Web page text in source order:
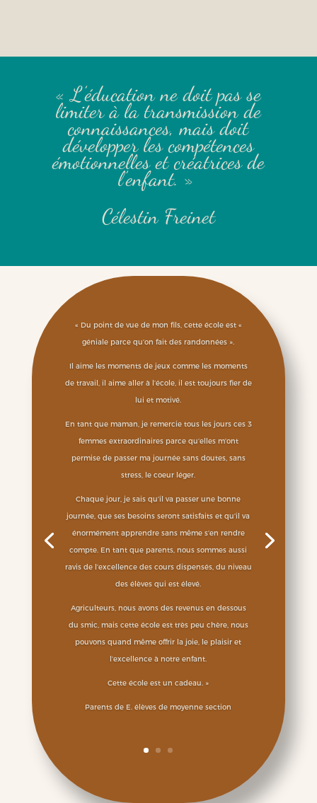
« L’éducation ne doit pas se
limiter à la transmission de
connaissances, mais doit
développer les compétences
émotionnelles et créatrices de
l’enfant. »
Célestin Freinet
« Du point de vue de mon fils, cette école est «
géniale parce qu’on fait des randonnées ».
Il aime les moments de jeux comme les moments
de travail, il aime aller à l’école, il est toujours fier de
lui et motivé.
En tant que maman, je remercie tous les jours ces 3
femmes extraordinaires parce qu’elles m’ont
permise de passer ma journée sans doutes, sans
stress, le coeur léger.
Chaque jour, je sais qu’il va passer une bonne
journée, que ses besoins seront satisfaits et qu’il va
énormément apprendre sans même s’en rendre
compte. En tant que parents, nous sommes aussi
ravis de l’excellence des cours dispensés, du niveau
des élèves qui est élevé.
Agriculteurs, nous avons des revenus en dessous
du smic, mais cette école est très peu chère, nous
pouvons quand même offrir la joie, le plaisir et
l’excellence à notre enfant.
Cette école est un cadeau. »
Parents de E. élèves de moyenne section